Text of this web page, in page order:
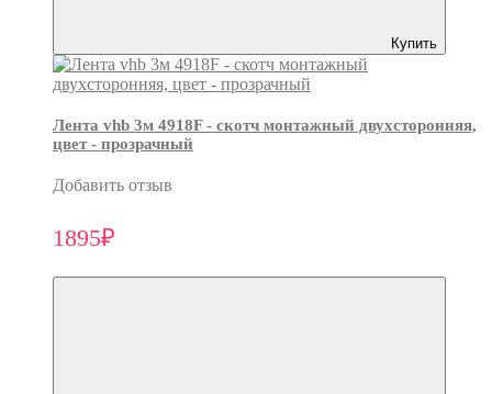
Купить
Лента vhb 3м 4918F - скотч монтажный двухсторонняя,
цвет - прозрачный
Добавить отзыв
1895₽